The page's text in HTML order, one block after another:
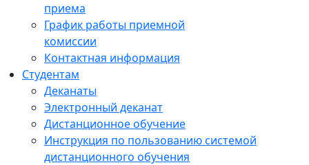
приема
График работы приемной
комиссии
Контактная информация
Студентам
Деканаты
Электронный деканат
Дистанционное обучение
Инструкция по пользованию системой
дистанционного обучения